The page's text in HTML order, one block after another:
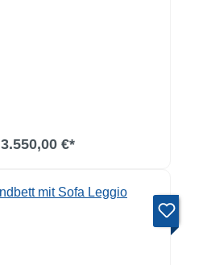
3.550,00 €*